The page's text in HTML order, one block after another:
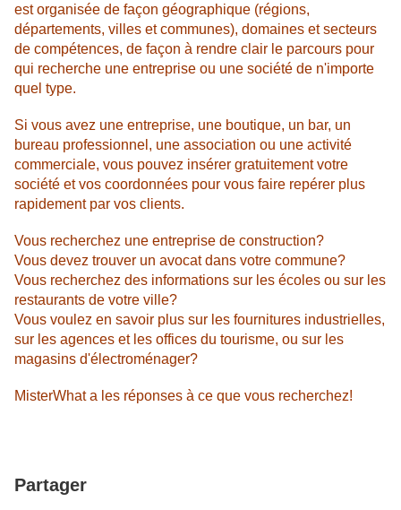
est organisée de façon géographique (régions,
départements, villes et communes), domaines et secteurs
de compétences, de façon à rendre clair le parcours pour
qui recherche une entreprise ou une société de n'importe
quel type.
Si vous avez une entreprise, une boutique, un bar, un
bureau professionnel, une association ou une activité
commerciale, vous pouvez insérer gratuitement votre
société et vos coordonnées pour vous faire repérer plus
rapidement par vos clients.
Vous recherchez une entreprise de construction?
Vous devez trouver un avocat dans votre commune?
Vous recherchez des informations sur les écoles ou sur les
restaurants de votre ville?
Vous voulez en savoir plus sur les fournitures industrielles,
sur les agences et les offices du tourisme, ou sur les
magasins d'électroménager?
MisterWhat a les réponses à ce que vous recherchez!
Partager